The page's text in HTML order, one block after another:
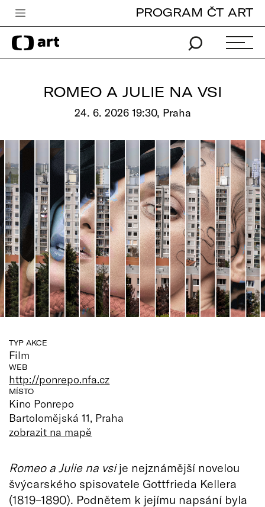
Česká televize
Zpravodajství
Pro děti
edu
Vše o ČT
PROGRAM ČT ART
ROMEO A JULIE NA VSI
24. 6. 2026 19:30, Praha
TYP AKCE
Film
WEB
http://ponrepo.nfa.cz
MÍSTO
Kino Ponrepo
Bartolomějská 11, Praha
zobrazit na mapě
Romeo a Julie na vsije nejznámější novelou
švýcarského spisovatele Gottfrieda Kellera
(1819–1890). Podnětem k jejímu napsání byla